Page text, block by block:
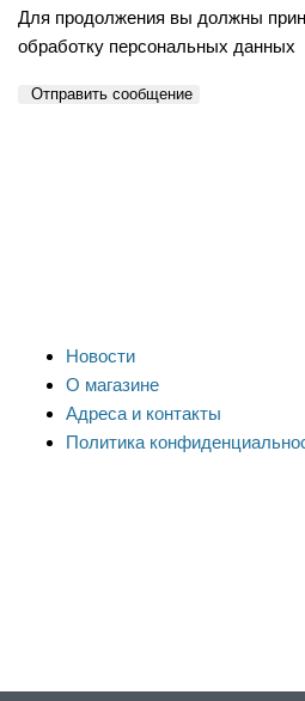
Для продолжения вы должны
обработку персональных данных
Отправить сообщение
Новости
О магазине
Адреса и контакты
Политика